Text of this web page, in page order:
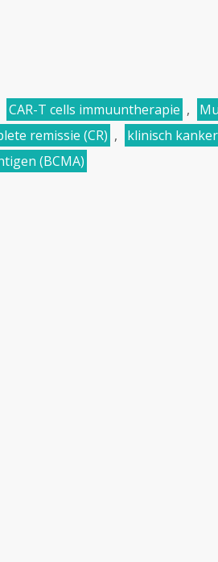
CAR-T cells immuuntherapie ,
remissie (CR) ,
klinisch
(BCMA)